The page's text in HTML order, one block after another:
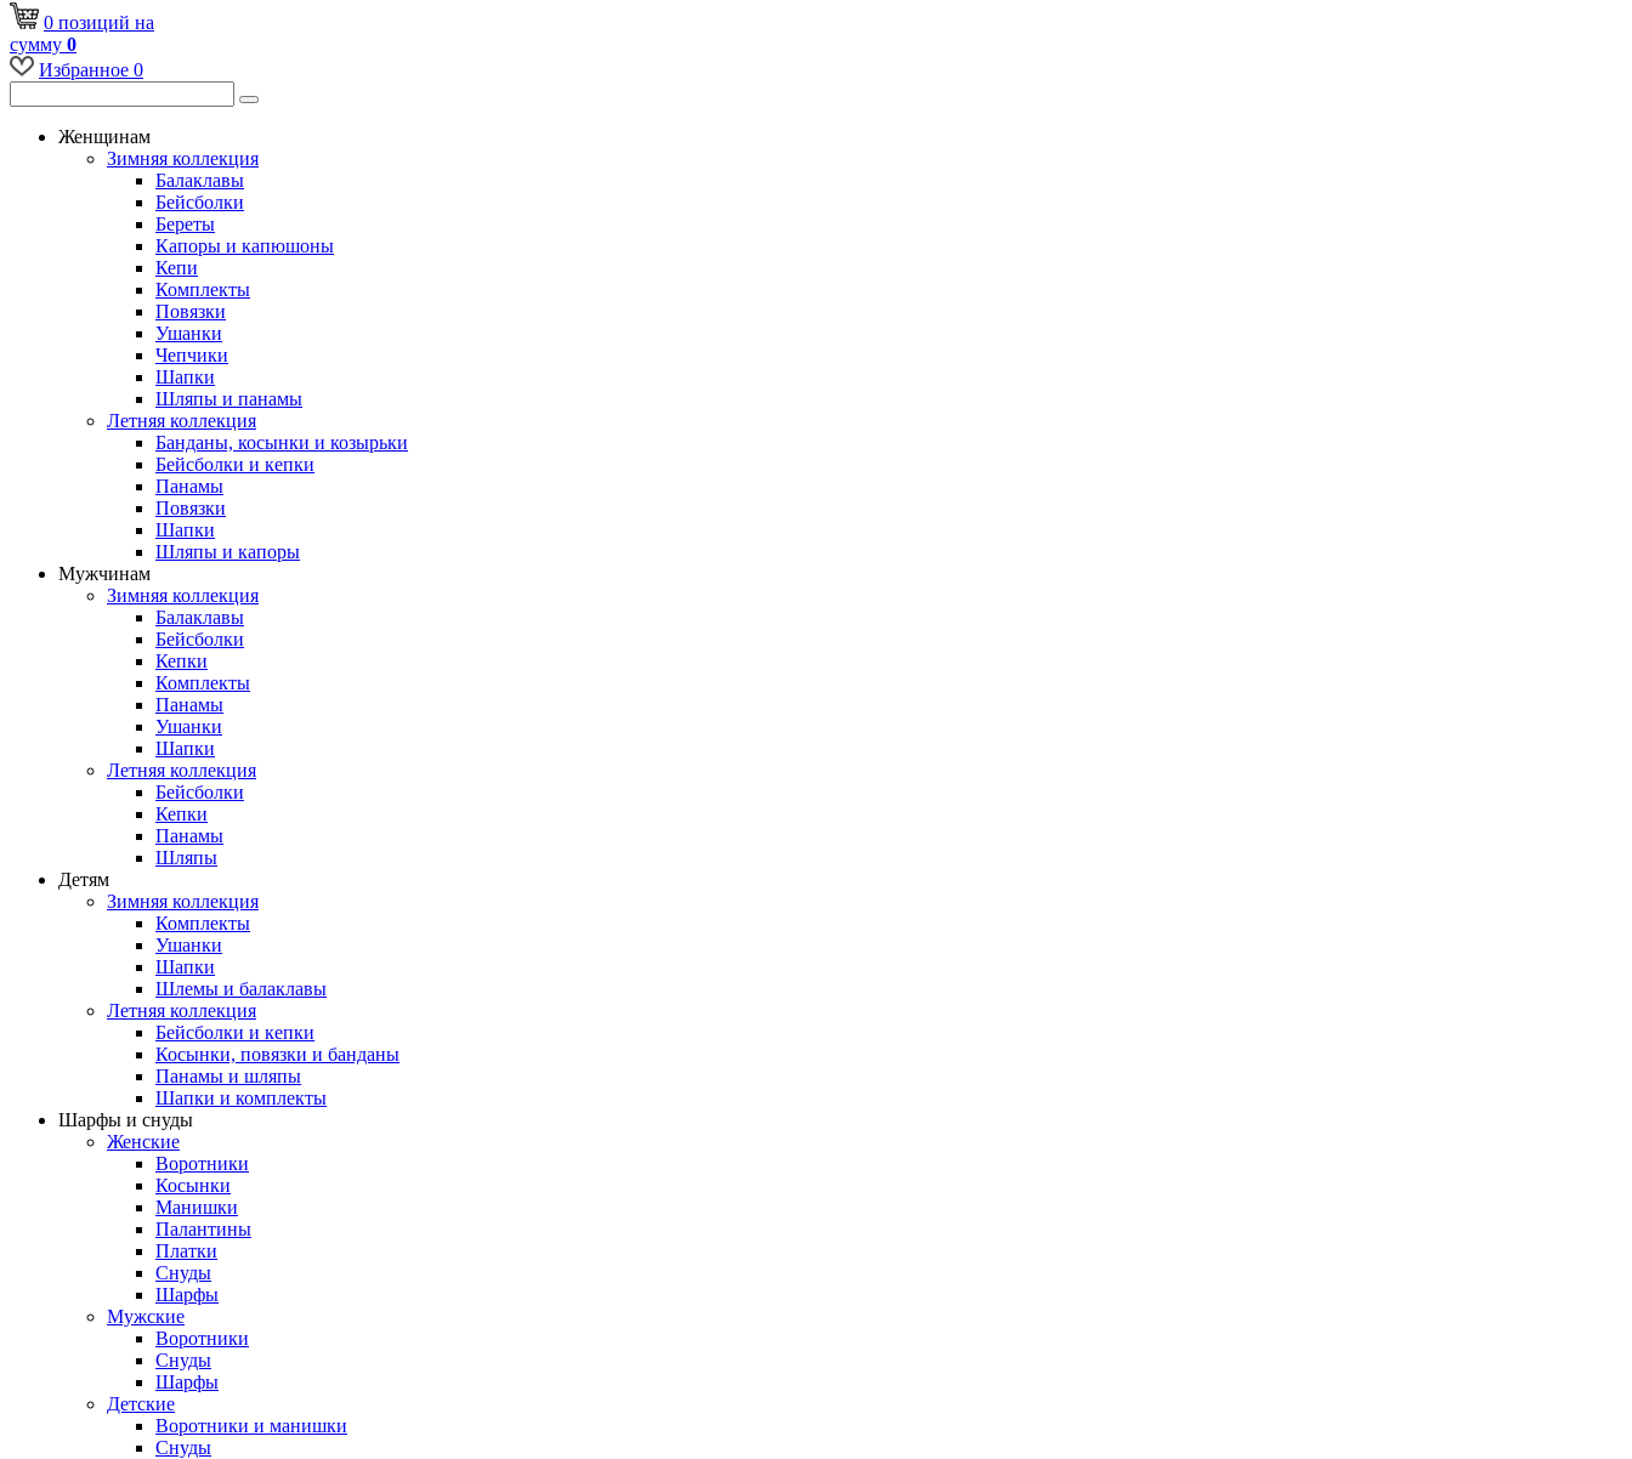
0 позиций на
сумму 0
Избранное 0
Женщинам
Зимняя коллекция
Балаклавы
Бейсболки
Береты
Капоры и капюшоны
Кепи
Комплекты
Повязки
Ушанки
Чепчики
Шапки
Шляпы и панамы
Летняя коллекция
Банданы, косынки и козырьки
Бейсболки и кепки
Панамы
Повязки
Шапки
Шляпы и капоры
Мужчинам
Зимняя коллекция
Балаклавы
Бейсболки
Кепки
Комплекты
Панамы
Ушанки
Шапки
Летняя коллекция
Бейсболки
Кепки
Панамы
Шляпы
Детям
Зимняя коллекция
Комплекты
Ушанки
Шапки
Шлемы и балаклавы
Летняя коллекция
Бейсболки и кепки
Косынки, повязки и банданы
Панамы и шляпы
Шапки и комплекты
Шарфы и снуды
Женские
Воротники
Косынки
Манишки
Палантины
Платки
Снуды
Шарфы
Мужские
Воротники
Снуды
Шарфы
Детские
Воротники и манишки
Снуды